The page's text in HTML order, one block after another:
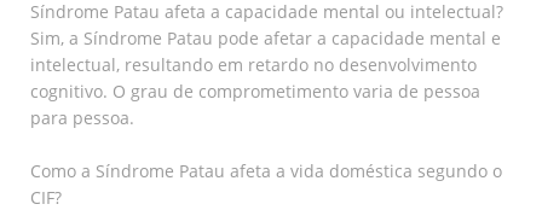
Síndrome Patau afeta a capacidade mental ou intelectual?
Sim, a Síndrome Patau pode afetar a capacidade mental e
intelectual, resultando em retardo no desenvolvimento
cognitivo. O grau de comprometimento varia de pessoa
para pessoa.
Como a Síndrome Patau afeta a vida doméstica segundo o
CIF?